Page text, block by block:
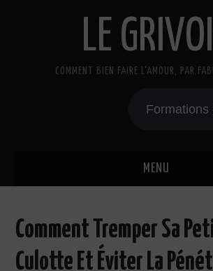
LE
COMMENT BIEN FAIRE L'AMOUR, PAR
Formations
MENU
A PROPOS
Comment Tremper Sa
Culotte Et Éviter La